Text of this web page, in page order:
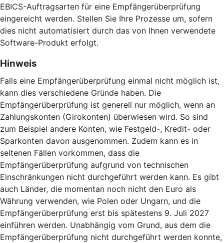
EBICS-Auftragsarten für eine Empfängerüberprüfung
eingereicht werden. Stellen Sie Ihre Prozesse um, sofern
dies nicht automatisiert durch das von Ihnen verwendete
Software-Produkt erfolgt.
Hinweis
Falls eine Empfängerüberprüfung einmal nicht möglich ist,
kann dies verschiedene Gründe haben. Die
Empfängerüberprüfung ist generell nur möglich, wenn an
Zahlungskonten (Girokonten) überwiesen wird. So sind
zum Beispiel andere Konten, wie Festgeld-, Kredit- oder
Sparkonten davon ausgenommen. Zudem kann es in
seltenen Fällen vorkommen, dass die
Empfängerüberprüfung aufgrund von technischen
Einschränkungen nicht durchgeführt werden kann. Es gibt
auch Länder, die momentan noch nicht den Euro als
Währung verwenden, wie Polen oder Ungarn, und die
Empfängerüberprüfung erst bis spätestens 9. Juli 2027
einführen werden. Unabhängig vom Grund, aus dem die
Empfängerüberprüfung nicht durchgeführt werden konnte,